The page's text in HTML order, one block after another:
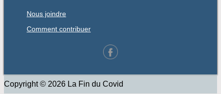
Nous joindre
Comment contribuer
Copyright © 2026 La Fin du Covid